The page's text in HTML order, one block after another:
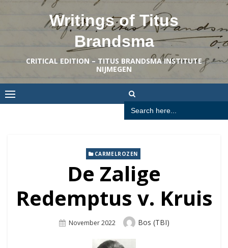
Writings of Titus
Brandsma
CRITICAL EDITION – TITUS BRANDSMA INSTITUTE
NIJMEGEN
Search
for:
CARMELROZEN
De Zalige
Redemptus v. Kruis
Posted
November 2022 Author
Bos (TBI)